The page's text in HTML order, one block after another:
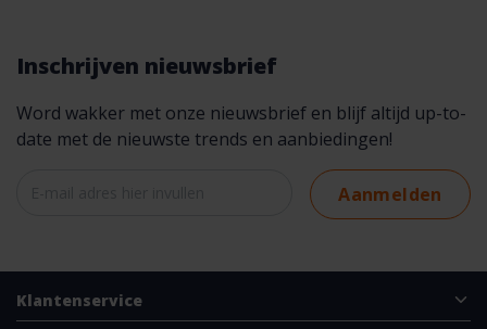
Inschrijven nieuwsbrief
Word wakker met onze nieuwsbrief en blijf altijd up-to-
date met de nieuwste trends en aanbiedingen!
Aanmelden
Klantenservice